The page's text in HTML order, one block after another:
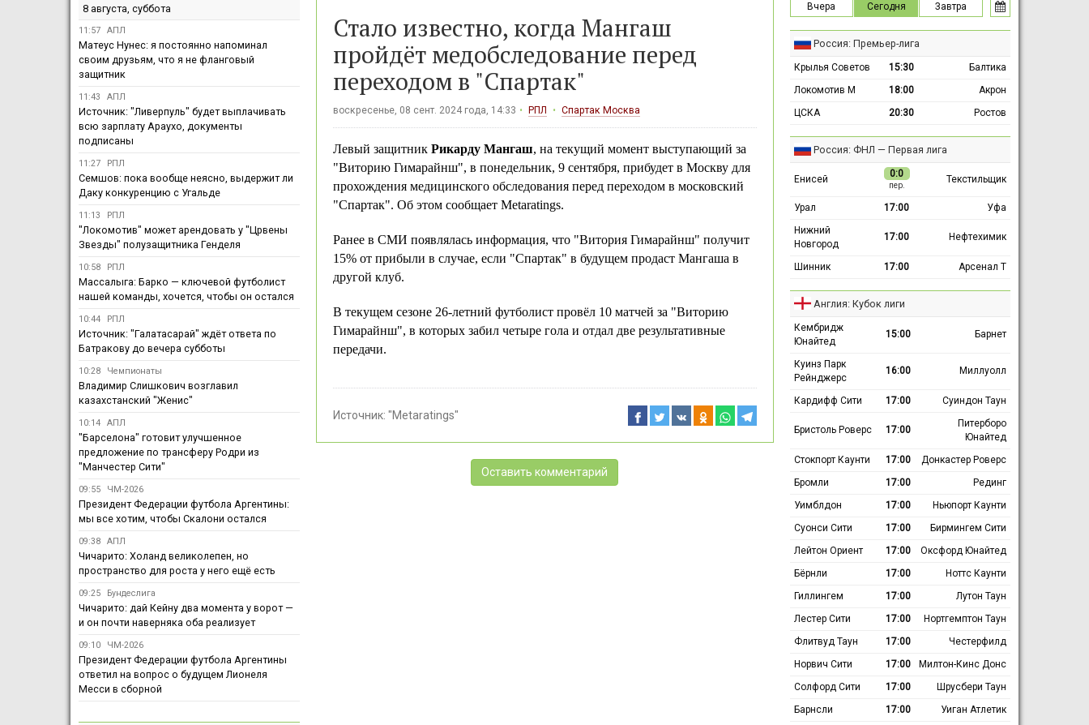
Стало известно, когда Мангаш
пройдёт медобследование перед
переходом в "Спартак"
воскресенье, 08 сент. 2024 года, 14:33 РПЛ Спартак Москва
Левый защитникРикарду Мангаш, на текущий момент выступающий за
"Виторию Гимарайнш", в понедельник, 9 сентября, прибудет в Москву для
прохождения медицинского обследования перед переходом в московский
"Спартак". Об этом сообщает Metaratings.
Ранее в СМИ появлялась информация, что "Витория Гимарайнш" получит
15% от прибыли в случае, если "Спартак" в будущем продаст Мангаша в
другой клуб.
В текущем сезоне 26-летний футболист провёл 10 матчей за "Виторию
Гимарайнш", в которых забил четыре гола и отдал две результативные
передачи.
Источник: "Metaratings"
Оставить комментарий
8 августа, суббота
11:57 АПЛ
Матеус Нунес: я постоянно напоминал
своим друзьям, что я не фланговый
защитник
11:43 АПЛ
Источник: "Ливерпуль" будет выплачивать
всю зарплату Араухо, документы
подписаны
11:27 РПЛ
Семшов: пока вообще неясно, выдержит ли
Даку конкуренцию с Угальде
11:13 РПЛ
"Локомотив" может арендовать у "Црвены
Звезды" полузащитника Генделя
10:58 РПЛ
Массалыга: Барко — ключевой футболист
нашей команды, хочется, чтобы он остался
10:44 РПЛ
Источник: "Галатасарай" ждёт ответа по
Батракову до вечера субботы
10:28 Чемпионаты
Владимир Слишкович возглавил
казахстанский "Женис"
10:14 АПЛ
"Барселона" готовит улучшенное
предложение по трансферу Родри из
"Манчестер Сити"
09:55 ЧМ-2026
Президент Федерации футбола Аргентины:
мы все хотим, чтобы Скалони остался
09:38 АПЛ
Чичарито: Холанд великолепен, но
пространство для роста у него ещё есть
09:25 Бундеслига
Чичарито: дай Кейну два момента у ворот —
и он почти наверняка оба реализует
09:10 ЧМ-2026
Президент Федерации футбола Аргентины
ответил на вопрос о будущем Лионеля
Месси в сборной
Вчера Сегодня Завтра
Россия: Премьер-лига
Крылья Советов 15:30
Балтика
Локомотив М
18:00
Акрон
ЦСКА
20:30 Ростов
Россия: ФНЛ — Первая лига
Енисей 0:0
пер.
Текстильщик
Урал 17:00
Уфа
Нижний
Новгород
17:00 Нефтехимик
Шинник 17:00 Арсенал Т
Англия: Кубок лиги
Кембридж
Юнайтед
15:00 Барнет
Куинз Парк
Рейнджерс
16:00 Миллуолл
Кардифф Сити 17:00 Суиндон Таун
Бристоль Роверс 17:00
Питерборо
Юнайтед
Стокпорт Каунти
17:00
Донкастер Роверс
Бромли
17:00
Рединг
Уимблдон
17:00
Ньюпорт Каунти
Суонси Сити
17:00
Бирмингем Сити
Лейтон Ориент
17:00
Оксфорд Юнайтед
Бёрнли
17:00
Ноттс Каунти
Гиллингем
17:00
Лутон Таун
Лестер Сити
17:00
Нортгемптон Таун
Флитвуд Таун
17:00
Честерфилд
Норвич Сити
17:00
Милтон-Кинс Донс
Солфорд Сити
17:00
Шрусбери Таун
Барнсли
17:00 Уиган Атлетик